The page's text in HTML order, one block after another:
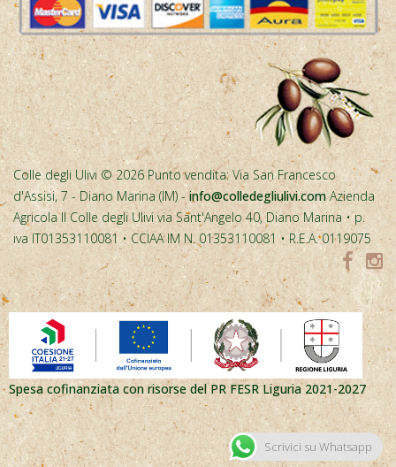
Colle degli Ulivi © 2026 Punto vendita: Via San Francesco
d'Assisi, 7 - Diano Marina (IM) - info@colledegliulivi.com Azienda
Agricola Il Colle degli Ulivi via Sant'Angelo 40, Diano Marina • p.
iva IT01353110081 • CCIAA IM N. 01353110081 • R.E.A. 0119075
Spesa cofinanziata con risorse del PR FESR Liguria 2021-2027
Scrivici su Whatsapp